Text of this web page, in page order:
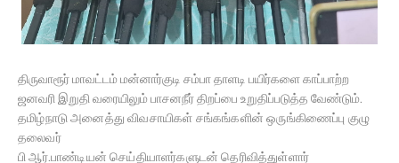
திருவாரூர் மாவட்டம் மன்னார்குடி சம்பா தாளடி பயிர்களை காப்பாற்ற
ஜனவரி இறுதி வரையிலும் பாசனநீர் திறப்பை உறுதிப்படுத்த வேண்டும்.
தமிழ்நாடு அனைத்து விவசாயிகள் சங்கங்களின் ஒருங்கிணைப்பு குழு
தலைவர்
பி ஆர்.பாண்டியன் செய்தியாளர்களுடன் தெரிவித்துள்ளார்